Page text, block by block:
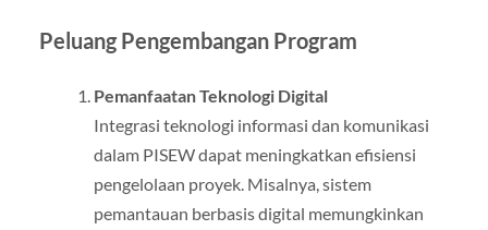
Peluang Pengembangan Program
Pemanfaatan Teknologi Digital
Integrasi teknologi informasi dan komunikasi
dalam PISEW dapat meningkatkan efisiensi
pengelolaan proyek. Misalnya, sistem
pemantauan berbasis digital memungkinkan